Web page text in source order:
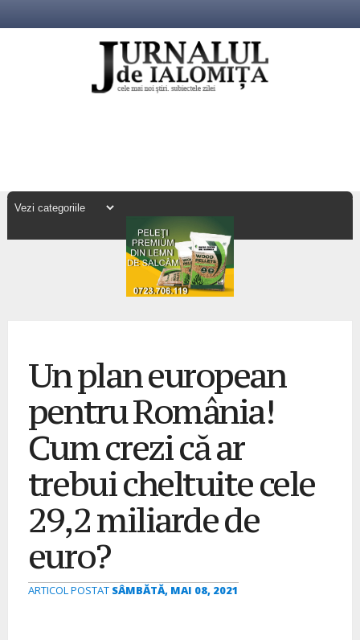
Un plan european
pentru România!
Cum crezi că ar
trebui cheltuite cele
29,2 miliarde de
euro?
ARTICOL POSTAT SÂMBĂTĂ, MAI 08, 2021